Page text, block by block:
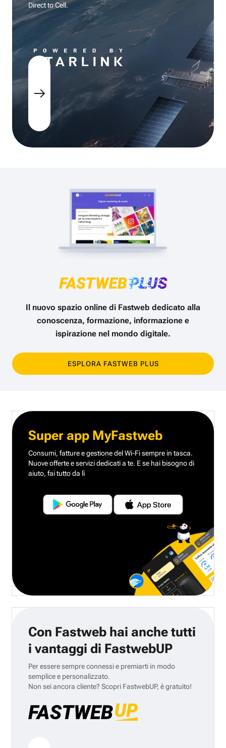
Direct to Cell.
Il nuovo spazio online di Fastweb dedicato alla
conoscenza, formazione, informazione e
ispirazione nel mondo digitale.
ESPLORA FASTWEB PLUS
Super app MyFastweb
Consumi, fatture e gestione del Wi-Fi sempre in tasca.
Nuove offerte e servizi dedicati a te. E se hai bisogno di
aiuto, fai tutto da lì
Con Fastweb hai anche tutti
i vantaggi di FastwebUP
Per essere sempre connessi e premiarti in modo
semplice e personalizzato.
Non sei ancora cliente? Scopri FastwebUP, è gratuito!